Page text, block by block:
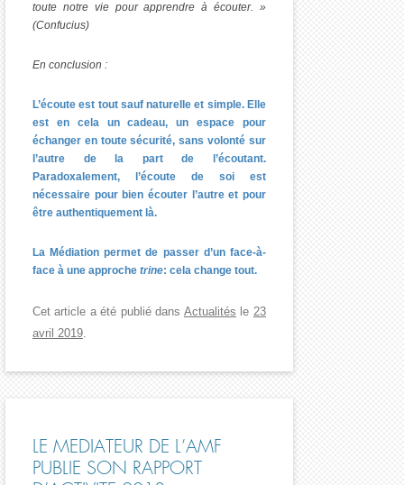
toute notre vie pour apprendre à écouter. »
(Confucius)
En conclusion :
L’écoute est tout sauf naturelle et simple. Elle
est en cela un cadeau, un espace pour
échanger en toute sécurité, sans volonté sur
l’autre de la part de l’écoutant.
Paradoxalement, l’écoute de soi est
nécessaire pour bien écouter l’autre et pour
être authentiquement là.
La Médiation permet de passer d’un face-à-
face à une approche trine: cela change tout.
Cet article a été publié dans Actualités le 23
avril 2019.
LE MEDIATEUR DE L’AMF
PUBLIE SON RAPPORT